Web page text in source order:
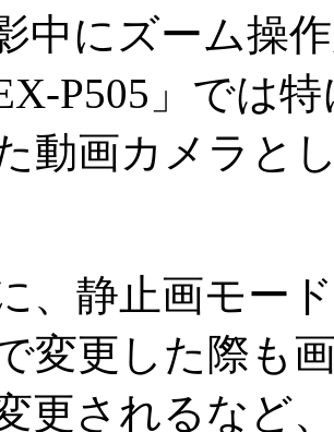
中にズーム操
P505」では
動画カメラと
、静止画モー
変更した際も
更されるなど